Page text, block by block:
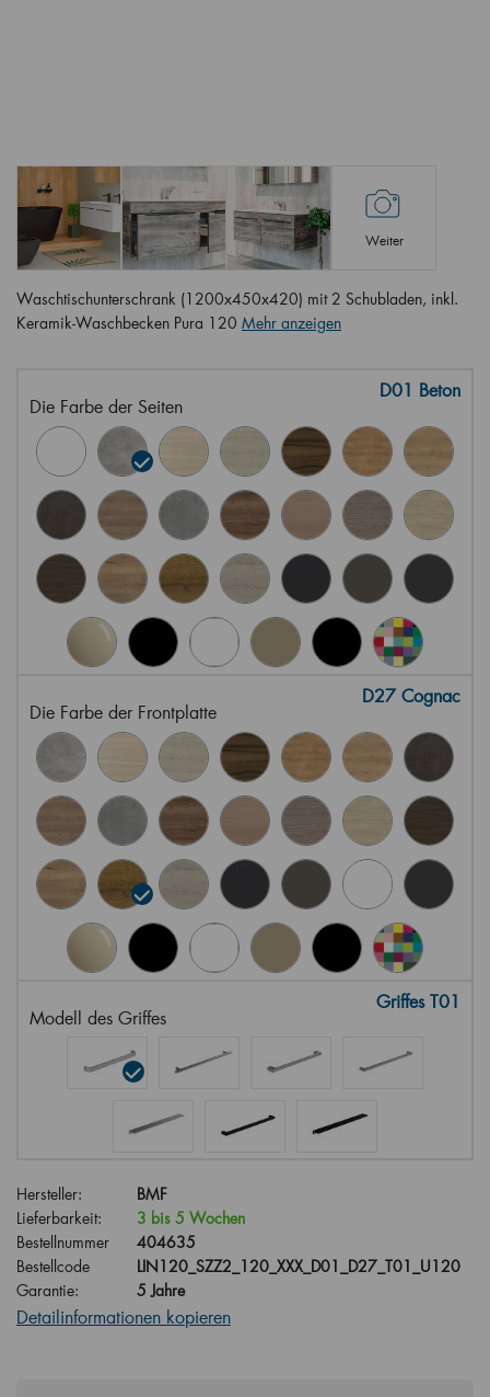
Weiter
Waschtischunterschrank (1200x450x420) mit 2 Schubladen, inkl.
Keramik-Waschbecken Pura 120 Mehr anzeigen
Die Farbe der Seiten
D01 Beton
Die Farbe der Frontplatte
D27 Cognac
Modell des Griffes
Griffes T01
Hersteller:
BMF
Lieferbarkeit:
3 bis 5 Wochen
Bestellnummer
404635
Bestellcode
LIN120_SZZ2_120_XXX_D01_D27_T01_U120
Garantie:
5 Jahre
Detailinformationen kopieren